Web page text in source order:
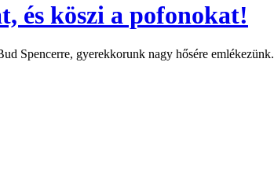
és köszi a pofonokat!
Spencerre, gyerekkorunk nagy hősére emlékezünk.